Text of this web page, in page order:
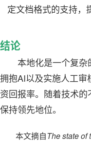
定文档格式的支持，
结论
本地化是一个复
拥抱AI以及实施人工
资回报率。随着技术
保持领先地位。
本文摘自The state